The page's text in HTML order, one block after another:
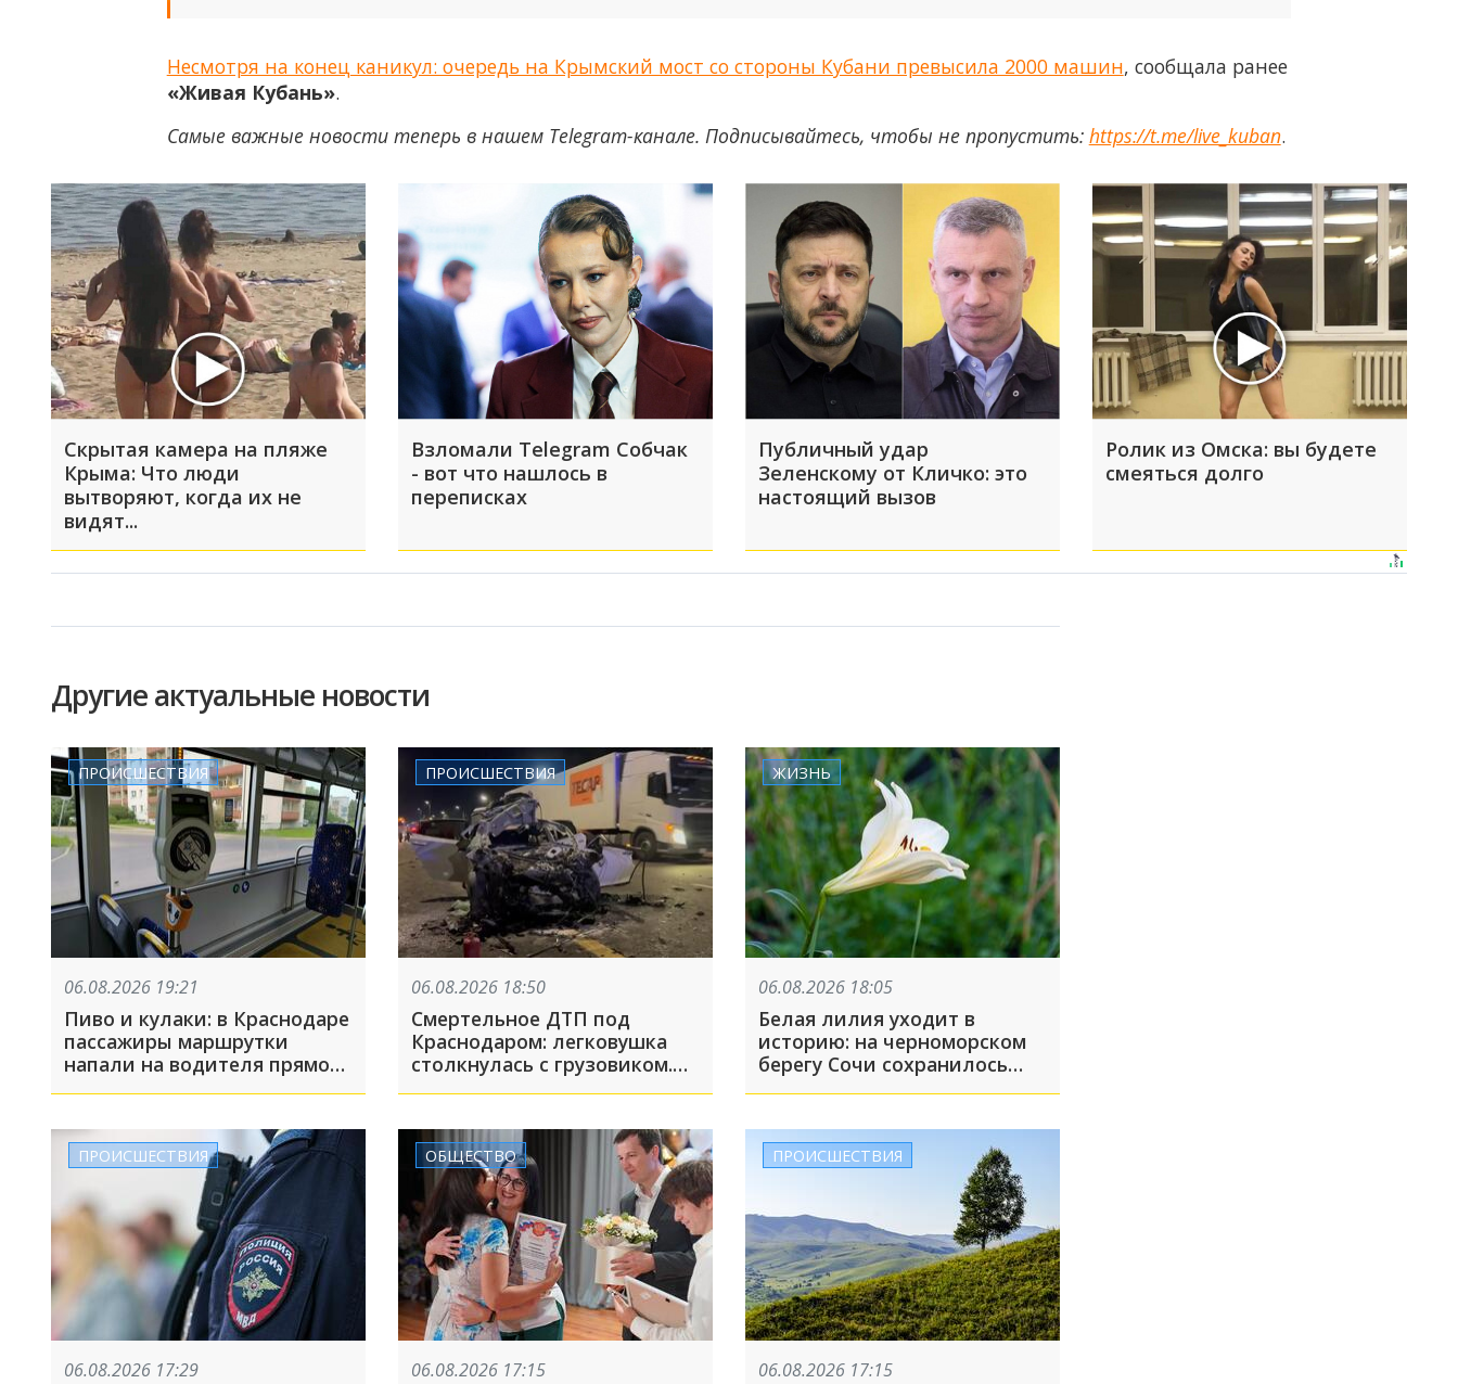
Несмотря на конец каникул: очередь на Крымский мост со стороны Кубани превысила 2000 машин, сообщала ранее
«Живая Кубань».
Самые важные новости теперь в нашем Telegram-канале. Подписывайтесь, чтобы не пропустить: https://t.me/live_kuban.
Скрытая камера на пляже
Крыма: Что люди
вытворяют, когда их не
видят...
Взломали Telegram Собчак
- вот что нашлось в
переписках
Публичный удар
Зеленскому от Кличко: это
настоящий вызов
Ролик из Омска: вы будете
смеяться долго
Другие актуальные новости
ПРОИСШЕСТВИЯ
06.08.2026 19:21
Пиво и кулаки: в Краснодаре
пассажиры маршрутки
напали на водителя прямо
во время движения
ПРОИСШЕСТВИЯ
06.08.2026 18:50
Смертельное ДТП под
Краснодаром: легковушка
столкнулась с грузовиком.
Водитель погиб
ЖИЗНЬ
06.08.2026 18:05
Белая лилия уходит в
историю: на черноморском
берегу Сочи сохранилось
лишь 11 экземпляров
ПРОИСШЕСТВИЯ
06.08.2026 17:29
ОБЩЕСТВО
06.08.2026 17:15
ПРОИСШЕСТВИЯ
06.08.2026 17:15